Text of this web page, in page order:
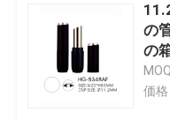
お問い合わせ
の
の
価